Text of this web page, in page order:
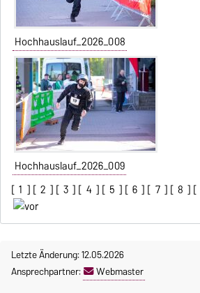
Hochhauslauf_2026_008
Hochhauslauf_2026_009
[ 1 ] [ 2 ] [ 3 ] [ 4 ] [ 5 ] [ 6 ] [ 7 ] [ 8 ] [
Letzte Änderung: 12.05.2026
Ansprechpartner:
Webmaster